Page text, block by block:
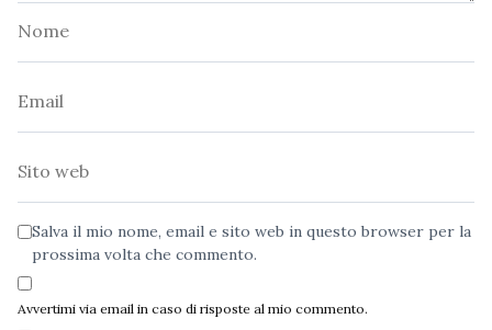
Salva il mio nome, email e sito web in questo browser per la
prossima volta che commento.
Avvertimi via email in caso di risposte al mio commento.